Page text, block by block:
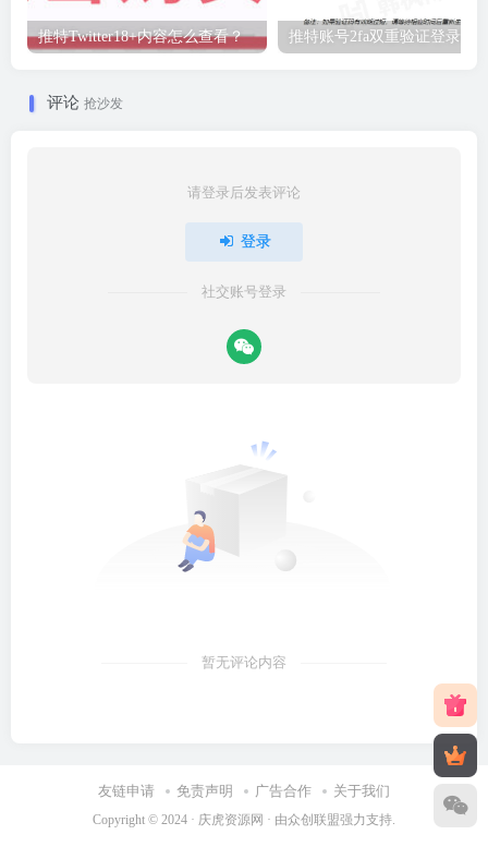
推特Twitter18+内容怎么查看？ 推特账号2fa双重验证登录教
评论 抢沙发
请登录后发表评论
登录
社交账号登录
暂无评论内容
友链申请 免责声明 广告合作 关于我们
Copyright © 2024 · 庆虎资源网 · 由众创联盟强力支持.